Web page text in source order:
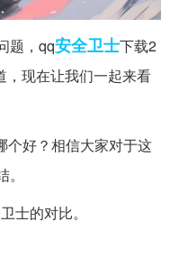
题，qq安全卫士下载2
，现在让我们一起来看
个好？相信大家对于这
士的对比。